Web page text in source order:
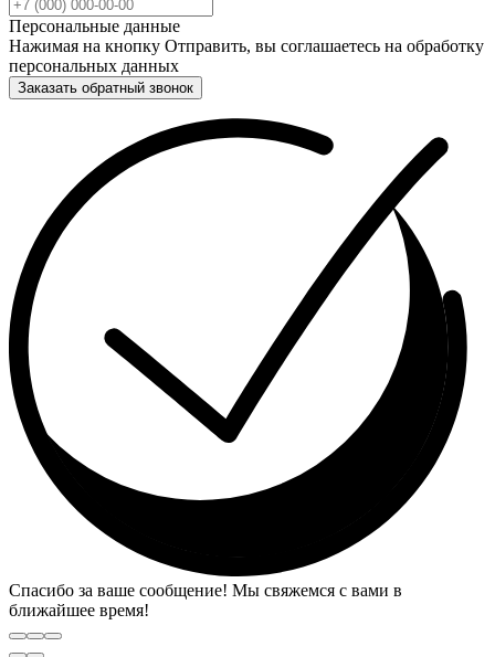
Персональные данные
Нажимая на кнопку Отправить, вы соглашаетесь на обработку
персональных данных
Заказать обратный звонок
Спасибо за ваше сообщение! Мы свяжемся с вами в
ближайшее время!